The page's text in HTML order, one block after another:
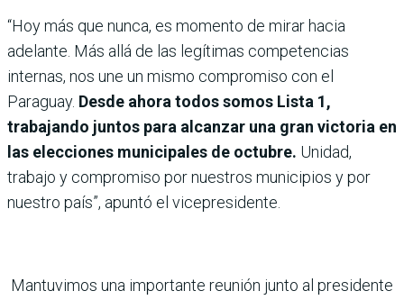
“Hoy más que nunca, es momento de mirar hacia
adelante. Más allá de las legítimas competencias
internas, nos une un mismo compromiso con el
Paraguay. Desde ahora todos somos Lista 1,
trabajando juntos para alcanzar una gran victoria en
las elecciones municipales de octubre. Unidad,
trabajo y compromiso por nuestros municipios y por
nuestro país”, apuntó el vicepresidente.
Mantuvimos una importante reunión junto al presidente